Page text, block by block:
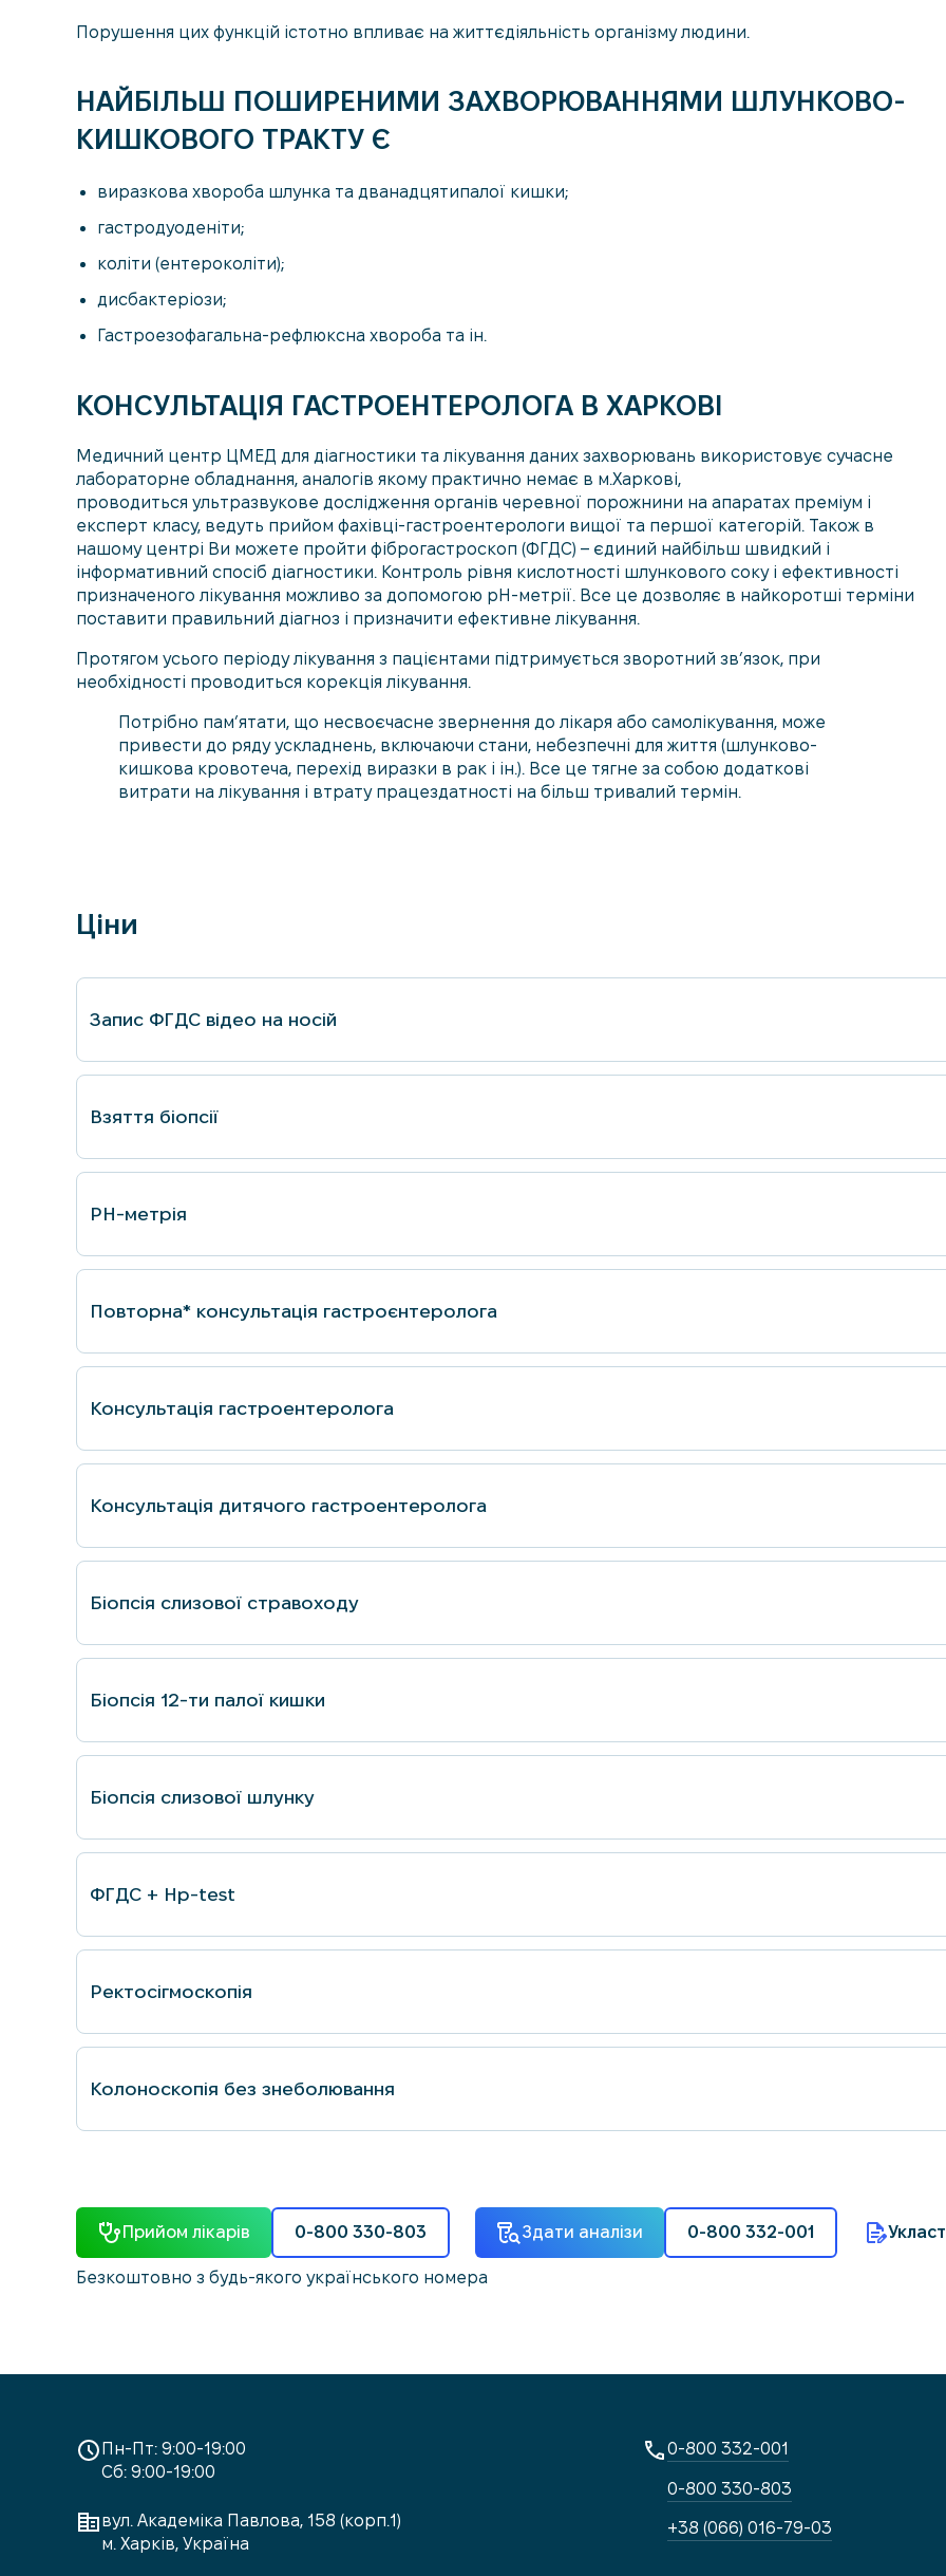
Порушення цих функцій істотно впливає на життєдіяльність організму людини.
НАЙБІЛЬШ ПОШИРЕНИМИ ЗАХВОРЮВАННЯМИ ШЛУНКОВО-
КИШКОВОГО ТРАКТУ Є
виразкова хвороба шлунка та дванадцятипалої кишки;
гастродуоденіти;
коліти (ентероколіти);
дисбактеріози;
Гастроезофагальна-рефлюксна хвороба та ін.
КОНСУЛЬТАЦІЯ ГАСТРОЕНТЕРОЛОГА В ХАРКОВІ
Медичний центр ЦМЕД для діагностики та лікування даних захворювань використовує сучасне
лабораторне обладнання, аналогів якому практично немає в м.Харкові,
проводиться ультразвукове дослідження органів черевної порожнини на апаратах преміум і
експерт класу, ведуть прийом фахівці-гастроентерологи вищої та першої категорій. Також в
нашому центрі Ви можете пройти фіброгастроскоп (ФГДС) – єдиний найбільш швидкий і
інформативний спосіб діагностики. Контроль рівня кислотності шлункового соку і ефективності
призначеного лікування можливо за допомогою pH-метрії. Все це дозволяє в найкоротші терміни
поставити правильний діагноз і призначити ефективне лікування.
Протягом усього періоду лікування з пацієнтами підтримується зворотний зв’язок, при
необхідності проводиться корекція лікування.
Потрібно пам’ятати, що несвоєчасне звернення до лікаря або самолікування, може
привести до ряду ускладнень, включаючи стани, небезпечні для життя (шлунково-
кишкова кровотеча, перехід виразки в рак і ін.). Все це тягне за собою додаткові
витрати на лікування і втрату працездатності на більш тривалий термін.
Ціни
Запис ФГДС вiдео на носій
Взяття біопсії
PH-метрiя
Повторна* консультацiя гастроєнтеролога
Консультацiя гастроентеролога
Консультація дитячого гастроентеролога
Бiопсiя слизової стравоходу
Бiопсiя 12-ти палої кишки
Бiопсiя слизової шлунку
ФГДС + Hp-test
Ректосігмоскопія
Колоноскопія без знеболювання
Прийом лікарів 0-800 330-803 Здати аналізи 0-800 332-001
Безкоштовно з будь-якого українського номера
Пн-Пт: 9:00-19:00
Сб: 9:00-19:00
вул. Академіка Павлова, 158 (корп.1)
м. Харків, Україна
0-800 332-001
0-800 330-803
+38 (066) 016-79-03